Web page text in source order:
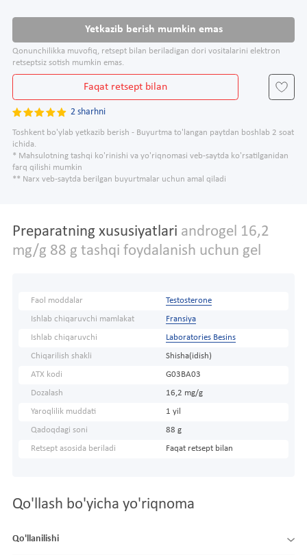
Yetkazib berish mumkin emas
Qonunchilikka muvofiq, retsept bilan beriladigan dori vositalarini elektron
retseptsiz sotish mumkin emas.
Faqat retsept bilan
2 sharhni
Toshkent bo'ylab yetkazib berish - Buyurtma to'langan paytdan boshlab 2 soat
ichida.
* Mahsulotning tashqi ko'rinishi va yo'riqnomasi veb-saytda ko'rsatilganidan
farq qilishi mumkin
** Narx veb-saytda berilgan buyurtmalar uchun amal qiladi
Preparatning xususiyatlari androgel 16,2
mg/g 88 g tashqi foydalanish uchun gel
Faol moddalar Testosterone
Ishlab chiqaruvchi mamlakat Fransiya
Ishlab chiqaruvchi Laboratories Besins
Chiqarilish shakli Shisha(idish)
ATX kodi G03BA03
Dozalash 16,2 mg/g
Yaroqlilik muddati 1 yil
Qadoqdagi soni 88 g
Retsept asosida beriladi Faqat retsept bilan
Qo'llash bo'yicha yo'riqnoma
Qo'llanilishi